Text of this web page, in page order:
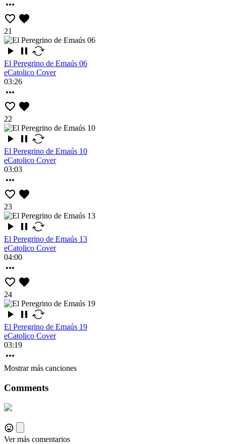
21
El Peregrino de Emaús 06
eCatolico Cover
03:26
22
El Peregrino de Emaús 10
eCatolico Cover
03:03
23
El Peregrino de Emaús 13
eCatolico Cover
04:00
24
El Peregrino de Emaús 19
eCatolico Cover
03:19
Mostrar más canciones
Comments
Ver más comentarios